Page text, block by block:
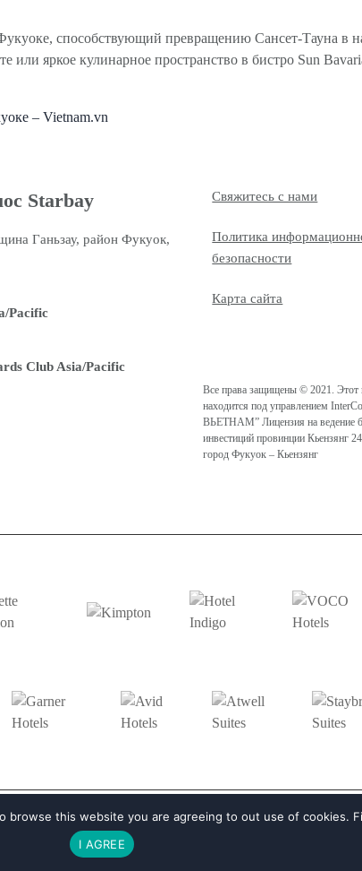
способствующий превращению Сансет-Тауна в
или яркое кулинарное пространство в бистро Sun
– Vietnam.vn
Starbay
Ганьзау, район Фукуок,
Pacific
Club Asia/Pacific
Свяжитесь с нами
Политика
безопасности
Карта сайта
Все права защищены © 2021. Этот
находится под управлением
ВЬЕТНАМ” Лицензия на ведение
инвестиций провинции Кьензянг
город Фукуок – Кьензянг
this website you are agreeing to out use of cookies.
I AGREE